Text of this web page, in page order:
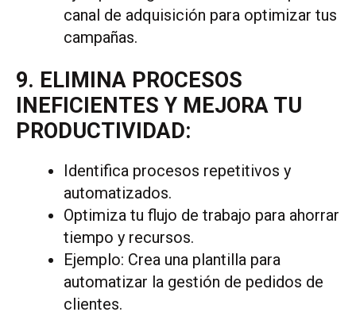
canal de adquisición para optimizar tus
campañas.
9. ELIMINA PROCESOS
INEFICIENTES Y MEJORA TU
PRODUCTIVIDAD:
Identifica procesos repetitivos y
automatizados.
Optimiza tu flujo de trabajo para ahorrar
tiempo y recursos.
Ejemplo: Crea una plantilla para
automatizar la gestión de pedidos de
clientes.